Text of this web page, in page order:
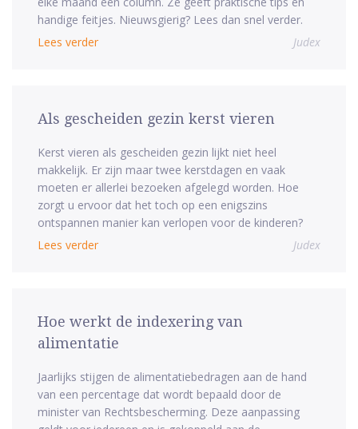
handige feitjes. Nieuwsgierig? Lees dan snel verder.
Lees verder
Judex
Als gescheiden gezin kerst vieren
Kerst vieren als gescheiden gezin lijkt niet heel
makkelijk. Er zijn maar twee kerstdagen en vaak
moeten er allerlei bezoeken afgelegd worden. Hoe
zorgt u ervoor dat het toch op een enigszins
ontspannen manier kan verlopen voor de kinderen?
Lees verder
Judex
Hoe werkt de indexering van
alimentatie
Jaarlijks stijgen de alimentatiebedragen aan de hand
van een percentage dat wordt bepaald door de
minister van Rechtsbescherming. Deze aanpassing